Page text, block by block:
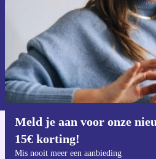
Meld je aan voor onze
15€ korting!
Mis nooit meer een aanbieding
Voucher
Informatie over het gebruik van
privacybeleid.
Voor iOS en